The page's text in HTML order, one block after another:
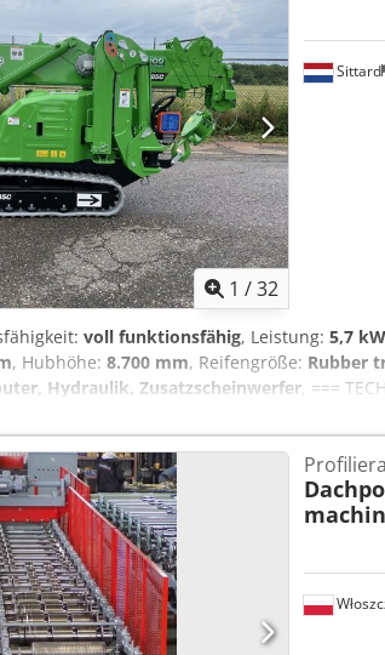
1 /32
Sittard
voll funktionsfähig, Leistung: 5,7
, Hubhöhe: 8.700 mm, Reifengröße: Rubber
Hydraulik, Zusatzscheinwerfer, ===
Hubhöhe: 8,7 m Jib-Reichweite: 8,205 m
Inklusive Anbaugeräte /
Gummiketten Zustand Ketten:
Sorgfältig ausgewählt aus zuverlässigen
Sofort einsatzbereit und transportfähig
Ion Batterie mit Schnellladefunktion
Funkfernbedienung Eco-Arbeitsmodi
zertifizierte Fachkräfte. Besichtigung auf
möglich. Preis €81,500 (EXW /
technischen Support. Profitieren